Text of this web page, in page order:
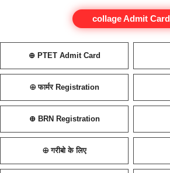
collage Admit Card
⊕ PTET Admit Card
⊕ फार्मर Registration
⊕ BRN Registration
⊕ गरीबो के लिए